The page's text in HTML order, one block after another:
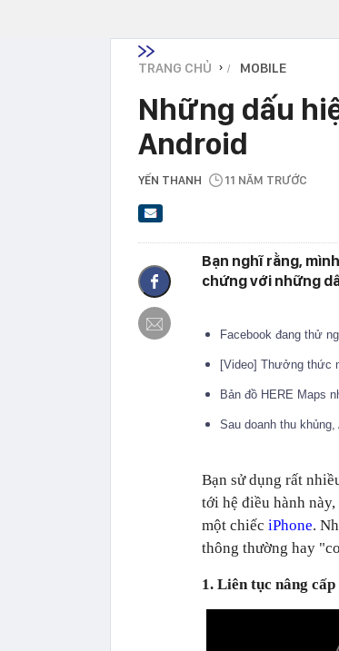
TRANG CHỦ › MOBILE
Những dấu
Android
YẾN THANH 11 NĂM TRƯỚC
Bạn nghĩ rằng,
chứng với những
Facebook đang thử
[Video] Thưởng thức
Bản đồ HERE Maps
Sau doanh thu
Bạn sử dụng rất
tới hệ điều hành
một chiếc iPhone.
thông thường hay
1. Liên tục nâng